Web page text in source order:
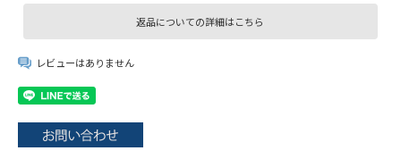
返品についての詳細はこちら
レビューはありません